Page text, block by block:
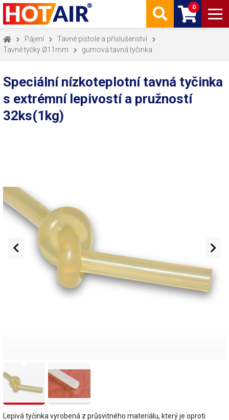
0
Pájení
Tavné pistole a příslušenství
Tavné tyčky Ø11mm
gumová tavná tyčinka
Speciální nízkoteplotní tavná tyčinka
s extrémní lepivostí a pružností
32ks(1kg)
Lepivá tyčinka vyrobená z průsvitného materiálu, který je oproti